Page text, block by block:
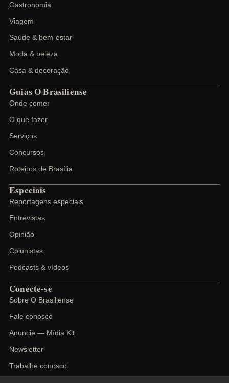
Gastronomia
Viagem
Saúde & bem-estar
Moda & beleza
Casa & decoração
Guias O Brasiliense
Onde comer
O que fazer
Serviços
Concursos
Roteiros de Brasília
Especiais
Reportagens especiais
Entrevistas
Opinião
Colunistas
Podcasts & vídeos
Conecte-se
Sobre O Brasiliense
Fale conosco
Anuncie — Mídia Kit
Newsletter
Trabalhe conosco